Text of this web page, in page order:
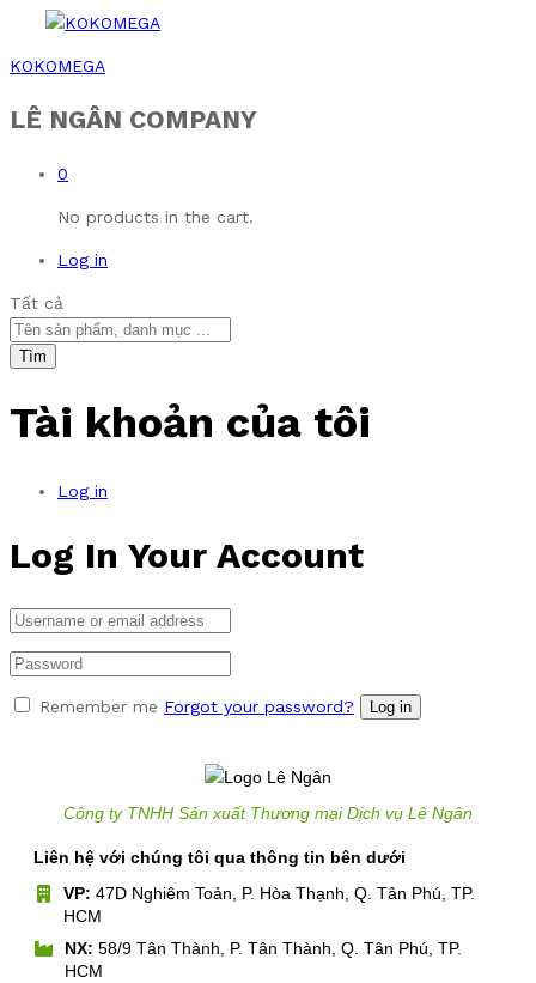
KOKOMEGA
LÊ NGÂN COMPANY
0
No products in the cart.
Log in
Tất cả
Tìm
Tài khoản của tôi
Log in
Log In Your Account
Remember me Forgot your password? Log in
Công ty TNHH Sản xuất Thương mại Dịch vụ Lê Ngân
Liên hệ với chúng tôi qua thông tin bên dưới
VP: 47D Nghiêm Toản, P. Hòa Thạnh, Q. Tân Phú, TP.
HCM
NX: 58/9 Tân Thành, P. Tân Thành, Q. Tân Phú, TP.
HCM